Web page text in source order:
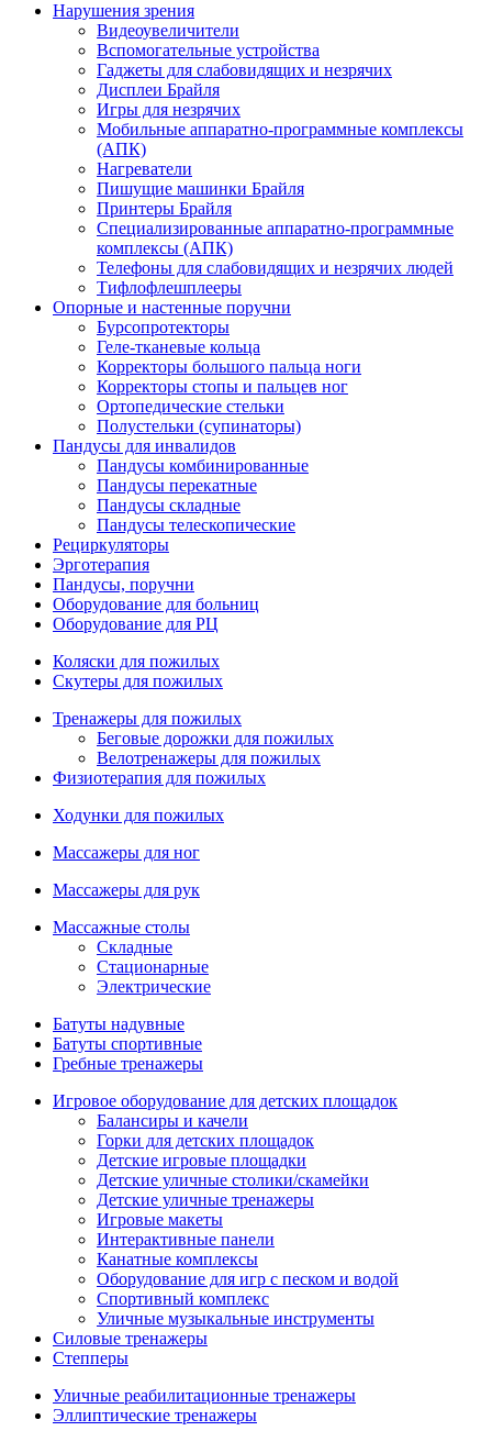
Нарушения зрения
Видеоувеличители
Вспомогательные устройства
Гаджеты для слабовидящих и незрячих
Дисплеи Брайля
Игры для незрячих
Мобильные аппаратно-программные комплексы
(АПК)
Нагреватели
Пишущие машинки Брайля
Принтеры Брайля
Специализированные аппаратно-программные
комплексы (АПК)
Телефоны для слабовидящих и незрячих людей
Тифлофлешплееры
Опорные и настенные поручни
Бурсопротекторы
Геле-тканевые кольца
Корректоры большого пальца ноги
Корректоры стопы и пальцев ног
Ортопедические стельки
Полустельки (супинаторы)
Пандусы для инвалидов
Пандусы комбинированные
Пандусы перекатные
Пандусы складные
Пандусы телескопические
Рециркуляторы
Эрготерапия
Пандусы, поручни
Оборудование для больниц
Оборудование для РЦ
Коляски для пожилых
Скутеры для пожилых
Тренажеры для пожилых
Беговые дорожки для пожилых
Велотренажеры для пожилых
Физиотерапия для пожилых
Ходунки для пожилых
Массажеры для ног
Массажеры для рук
Массажные столы
Складные
Стационарные
Электрические
Батуты надувные
Батуты спортивные
Гребные тренажеры
Игровое оборудование для детских площадок
Балансиры и качели
Горки для детских площадок
Детские игровые площадки
Детские уличные столики/скамейки
Детские уличные тренажеры
Игровые макеты
Интерактивные панели
Канатные комплексы
Оборудование для игр с песком и водой
Спортивный комплекс
Уличные музыкальные инструменты
Силовые тренажеры
Степперы
Уличные реабилитационные тренажеры
Эллиптические тренажеры